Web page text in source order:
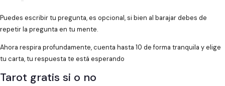
Puedes escribir tu pregunta, es opcional, si bien al barajar debes de
repetir la pregunta en tu mente.
Ahora respira profundamente, cuenta hasta 10 de forma tranquila y elige
tu carta, tu respuesta te está esperando
Tarot gratis si o no